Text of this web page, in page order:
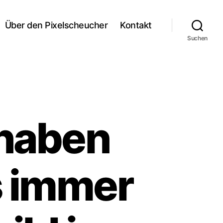
Über den Pixelscheucher Kontakt
Suchen
immer